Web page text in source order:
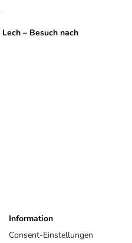
– Besuch nach
Information
Consent-Einstellungen